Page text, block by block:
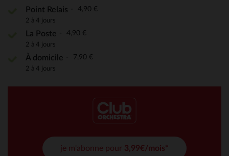
Point Relais 4,90 €
2 à 4 jours
La Poste 4,90 €
2 à 4 jours
À domicile 7,90 €
2 à 4 jours
je m'abonne pour 3,99€/mois*